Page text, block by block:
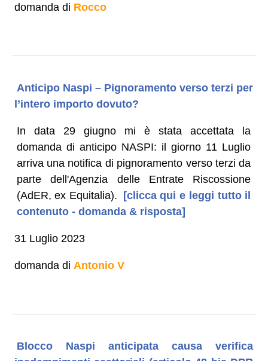
domanda di Rocco
Anticipo Naspi – Pignoramento verso terzi per
l’intero importo dovuto?
In data 29 giugno mi è stata accettata la
domanda di anticipo NASPI: il giorno 11 Luglio
arriva una notifica di pignoramento verso terzi da
parte dell'Agenzia delle Entrate Riscossione
(AdER, ex Equitalia). [clicca qui e leggi tutto il
contenuto - domanda & risposta]
31 Luglio 2023
domanda di Antonio V
Blocco Naspi anticipata causa verifica